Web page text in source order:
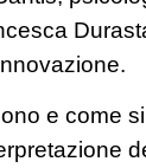
e come